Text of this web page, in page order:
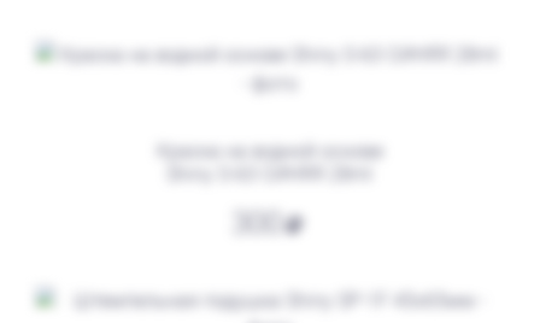
Печать ИП № Р31
Краска на водной основе